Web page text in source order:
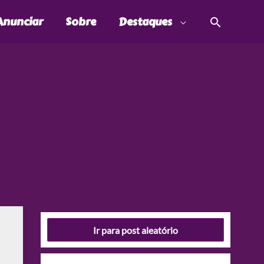
Sobre Destaques
Ir para post aleatório